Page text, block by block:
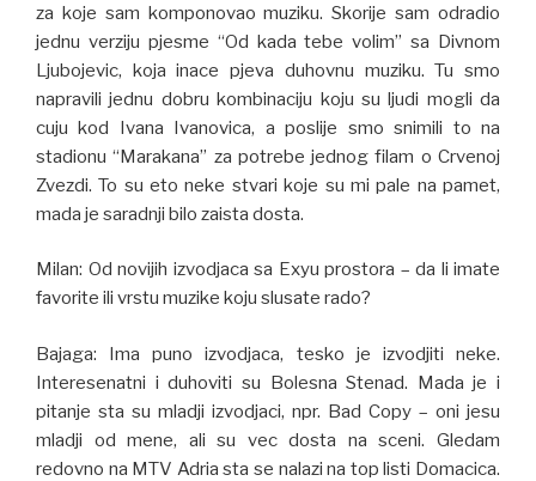
za koje sam komponovao muziku. Skorije sam odradio
jednu verziju pjesme “Od kada tebe volim” sa Divnom
Ljubojevic, koja inace pjeva duhovnu muziku. Tu smo
napravili jednu dobru kombinaciju koju su ljudi mogli da
cuju kod Ivana Ivanovica, a poslije smo snimili to na
stadionu “Marakana” za potrebe jednog filam o Crvenoj
Zvezdi. To su eto neke stvari koje su mi pale na pamet,
mada je saradnji bilo zaista dosta.
Milan: Od novijih izvodjaca sa Exyu prostora – da li imate
favorite ili vrstu muzike koju slusate rado?
Bajaga: Ima puno izvodjaca, tesko je izvodjiti neke.
Interesenatni i duhoviti su Bolesna Stenad. Mada je i
pitanje sta su mladji izvodjaci, npr. Bad Copy – oni jesu
mladji od mene, ali su vec dosta na sceni. Gledam
redovno na MTV Adria sta se nalazi na top listi Domacica.